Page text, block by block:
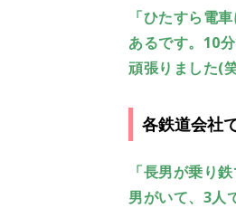
「ひたすら電
あるです。10
頑張りました(
各鉄道会社
「長男が乗り
男がいて、3人